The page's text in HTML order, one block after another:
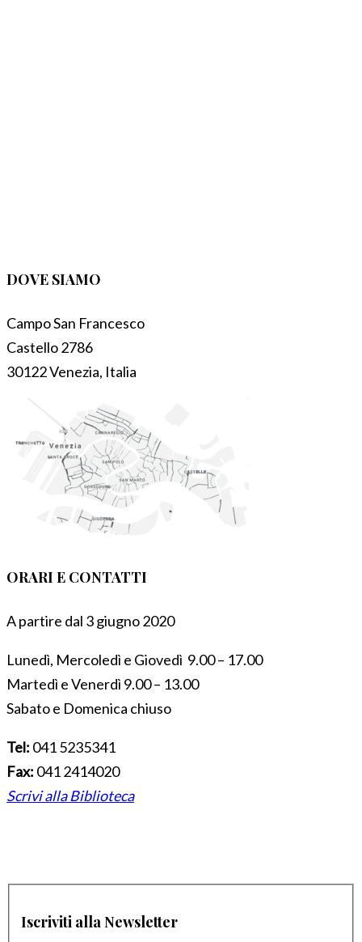
DOVE SIAMO
Campo San Francesco
Castello 2786
30122 Venezia, Italia
ORARI E CONTATTI
A partire dal 3 giugno 2020
Lunedì, Mercoledì e Giovedì 9.00 – 17.00
Martedì e Venerdì 9.00 – 13.00
Sabato e Domenica chiuso
Tel: 041 5235341
Fax: 041 2414020
Scrivi alla Biblioteca
Iscriviti alla Newsletter